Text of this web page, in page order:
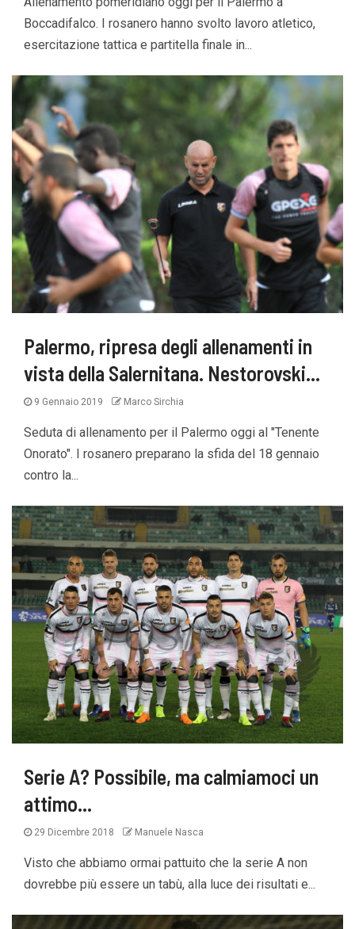
Boccadifalco. I rosanero hanno svolto lavoro atletico,
esercitazione tattica e partitella finale in...
Palermo, ripresa degli allenamenti in
vista della Salernitana. Nestorovski…
9 Gennaio 2019 Marco Sirchia
Seduta di allenamento per il Palermo oggi al "Tenente
Onorato". I rosanero preparano la sfida del 18 gennaio
contro la...
Serie A? Possibile, ma calmiamoci un
attimo…
29 Dicembre 2018 Manuele Nasca
Visto che abbiamo ormai pattuito che la serie A non
dovrebbe più essere un tabù, alla luce dei risultati e...